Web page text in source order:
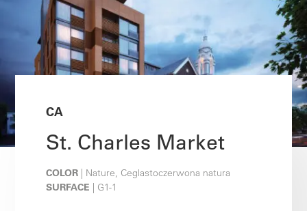
CA
St. Charles Market
COLOR | Nature, Ceglastoczerwona natura
SURFACE | G1-1